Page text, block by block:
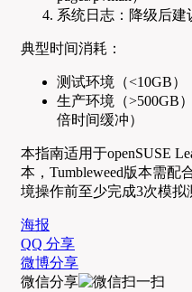
系统日志：降级后建
典型时间消耗：
测试环境（<10GB）
生产环境（>500GB
倍时间缓冲）
本指南适用于openSUSE
本，Tumbleweed版本需
境操作前至少完成3次模拟
海报
QQ 分享
微博分享
微信分享